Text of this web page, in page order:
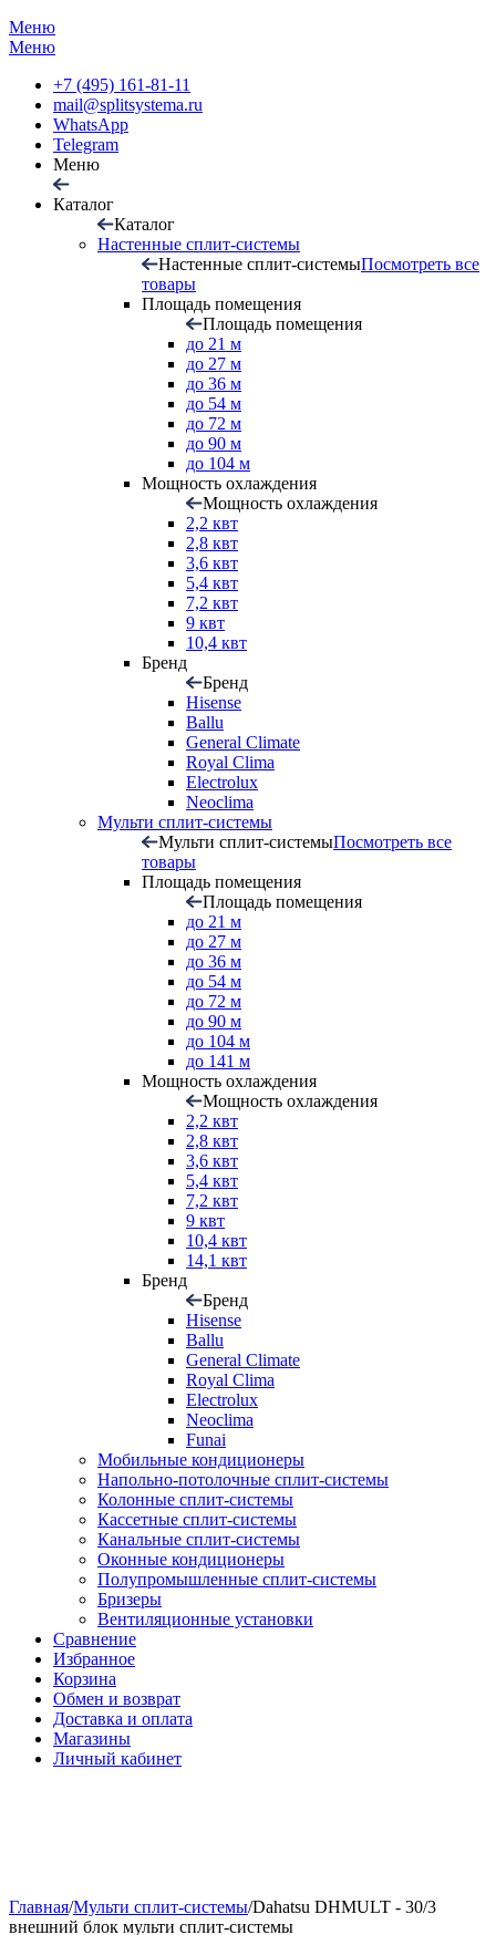
Меню
Меню
+7 (495) 161-81-11
mail@splitsystema.ru
WhatsApp
Telegram
Меню
Каталог
Каталог
Настенные сплит-системы
Настенные сплит-системыПосмотреть все
товары
Площадь помещения
Площадь помещения
до 21 м
до 27 м
до 36 м
до 54 м
до 72 м
до 90 м
до 104 м
Мощность охлаждения
Мощность охлаждения
2,2 квт
2,8 квт
3,6 квт
5,4 квт
7,2 квт
9 квт
10,4 квт
Бренд
Бренд
Hisense
Ballu
General Climate
Royal Clima
Electrolux
Neoclima
Мульти сплит-системы
Мульти сплит-системыПосмотреть все
товары
Площадь помещения
Площадь помещения
до 21 м
до 27 м
до 36 м
до 54 м
до 72 м
до 90 м
до 104 м
до 141 м
Мощность охлаждения
Мощность охлаждения
2,2 квт
2,8 квт
3,6 квт
5,4 квт
7,2 квт
9 квт
10,4 квт
14,1 квт
Бренд
Бренд
Hisense
Ballu
General Climate
Royal Clima
Electrolux
Neoclima
Funai
Мобильные кондиционеры
Напольно-потолоч​ные ​сплит-системы
Колонные ​​сплит-системы
Кассетные сплит-системы
Канальные сплит-системы
Оконные кондиционеры
Полупромышленные сплит-системы
Бризеры
Вентиляционные установки
Сравнение
Избранное
Корзина
Обмен и возврат
Доставка и оплата
Магазины
Личный кабинет
Главная/Мульти сплит-системы/Dahatsu DHMULT - 30/3
внешний блок мульти сплит-системы